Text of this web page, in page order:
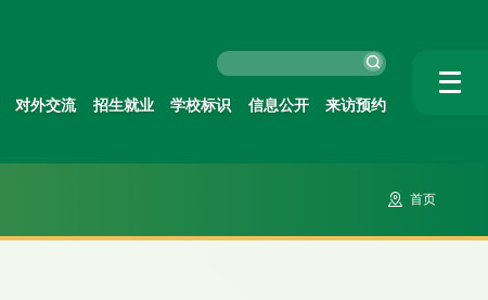
对外交流 招生就业 学校标识 信息公开 来访预约
首页